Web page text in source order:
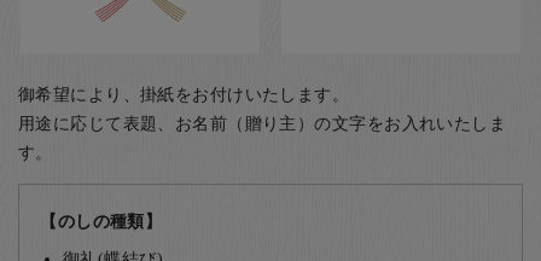
御希望により、掛紙をお付けいたします。
用途に応じて表題、お名前（贈り主）の文字をお入れいたしま
す。
【のしの種類】